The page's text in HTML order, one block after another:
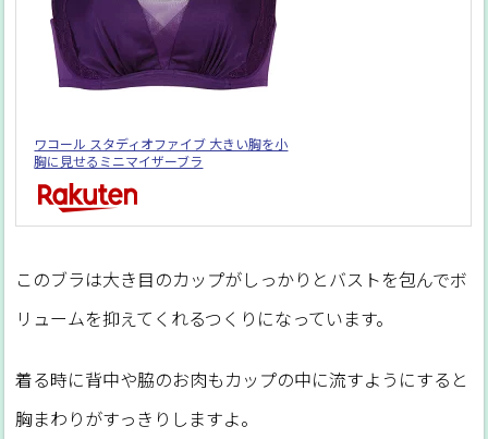
ワコール スタディオファイブ 大きい胸を小
胸に見せるミニマイザーブラ
このブラは大き目のカップがしっかりとバストを包んでボ
リュームを抑えてくれるつくりになっています。
着る時に背中や脇のお肉もカップの中に流すようにすると
胸まわりがすっきりしますよ。